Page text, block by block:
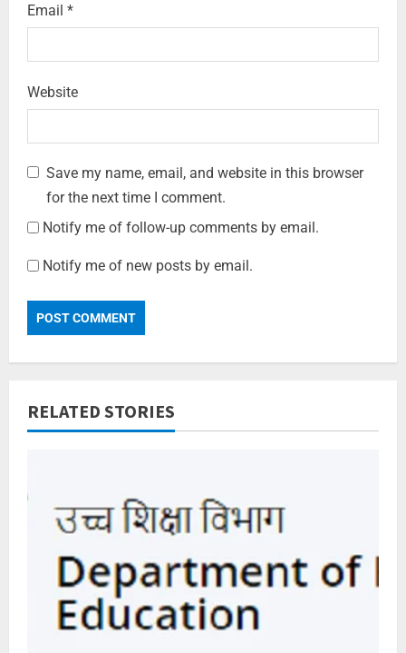
Email *
Website
Save my name, email, and website in this browser
for the next time I comment.
Notify me of follow-up comments by email.
Notify me of new posts by email.
RELATED STORIES